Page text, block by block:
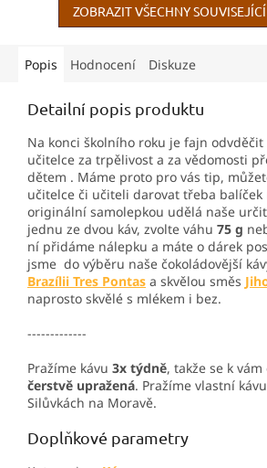
ZOBRAZIT VŠECHNY
Popis Hodnocení Diskuze
Detailní popis produktu
Na konci školního roku je fajn
učitelce za trpělivost a za vědomosti
dětem . Máme proto pro vás tip,
učitelce či učiteli darovat třeba balíček
originální samolepkou udělá naše
jednu ze dvou káv, zvolte váhu 75 g
ní přidáme nálepku a máte o dárek
jsme do výběru naše čokoládovější
Brazílii Tres Pontas a skvělou směs
naprosto skvělé s mlékem i bez.
-------------
Pražíme kávu 3x týdně, takže se k
čerstvě upražená. Pražíme vlastní
Silůvkách na Moravě.
Doplňkové parametry